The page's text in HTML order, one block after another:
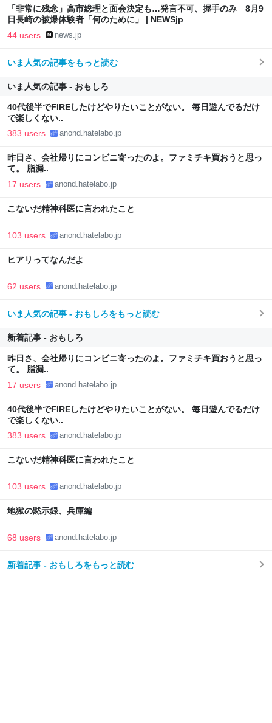
「非常に残念」高市総理と面会決定も…発言不可、握手のみ 8月9
日長崎の被爆体験者「何のために」 | NEWSjp
44 users news.jp
いま人気の記事をもっと読む
いま人気の記事 - おもしろ
40代後半でFIREしたけどやりたいことがない。 毎日遊んでるだけ
で楽しくない..
383 users anond.hatelabo.jp
昨日さ、会社帰りにコンビニ寄ったのよ。ファミチキ買おうと思っ
て。 脂漏..
17 users anond.hatelabo.jp
こないだ精神科医に言われたこと
103 users anond.hatelabo.jp
ヒアリってなんだよ
62 users anond.hatelabo.jp
いま人気の記事 - おもしろをもっと読む
新着記事 - おもしろ
昨日さ、会社帰りにコンビニ寄ったのよ。ファミチキ買おうと思っ
て。 脂漏..
17 users anond.hatelabo.jp
40代後半でFIREしたけどやりたいことがない。 毎日遊んでるだけ
で楽しくない..
383 users anond.hatelabo.jp
こないだ精神科医に言われたこと
103 users anond.hatelabo.jp
地獄の黙示録、兵庫編
68 users anond.hatelabo.jp
新着記事 - おもしろをもっと読む